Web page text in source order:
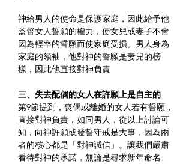
神給男人的使命是保護家庭，因此給予他
監督女人誓願的權力，使女兒或妻子不會
因為輕率的誓願而使家庭受損。男人身為
家庭的領袖，他對神的誓願是妻兒的榜
樣，因此他直接對神負責
三、失去配偶的女人在許願上是自主的
第9節提到，喪偶或離婚的女人若有誓願，
直接對神負責，如同男人，從以上討論可
知，向神許願或發誓守戒是大事，因為兩
者的核心都是「對神誠信」。讓我們嚴肅
看待對神的承諾，無論是尋求新年命名、